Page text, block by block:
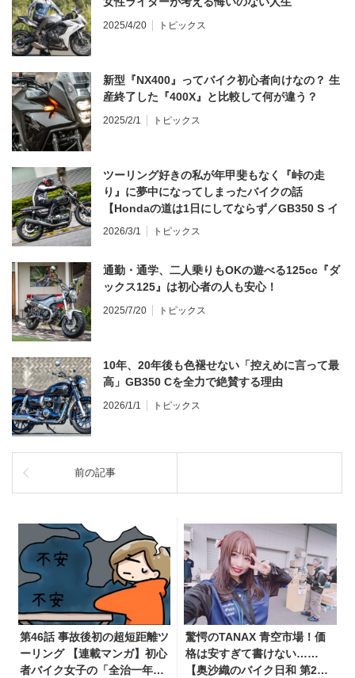
2025/4/20 トピックス
新型『NX400』ってバイク初心者向けなの？ 生
産終了した『400X』と比較して何が違う？
2025/2/1 トピックス
ツーリング好きの私が年甲斐もなく『峠の走
り』に夢中になってしまったバイクの話
【Hondaの道は1日にしてならず／GB350 S イ
ンプレ・レビュー 前編】
2026/3/1 トピックス
通勤・通学、二人乗りもOKの遊べる125cc『ダ
ックス125』は初心者の人も安心！
2025/7/20 トピックス
10年、20年後も色褪せない「控えめに言って最
高」GB350 Cを全力で絶賛する理由
2026/1/1 トピックス
前の記事
第46話 事故後初の超短距離ツ
ーリング 【連載マンガ】初心
者バイク女子の「全治一年」
驚愕のTANAX 青空市場！価
格は安すぎて書けない……
【奥沙織のバイク日和 第2